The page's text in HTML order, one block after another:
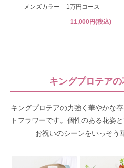
メンズカラー 1万円コース
11,000円(税込)
キングプロテア
キングプロテアの力強く華やかな
トフラワーです。個性のある花姿
お祝いのシーンをいっそう